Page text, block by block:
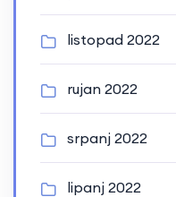
listopad 2022
rujan 2022
srpanj 2022
lipanj 2022